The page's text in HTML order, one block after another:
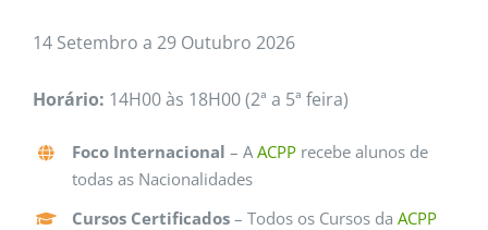
14 Setembro a 29 Outubro 2026
Horário: 14H00 às 18H00 (2ª a 5ª feira)
Foco Internacional – AACPP recebe alunos de
todas as Nacionalidades
Cursos Certificados – Todos os Cursos da ACPP